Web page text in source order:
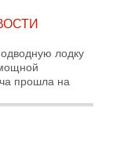
Разбор и
Шарпа
накаляется
момент
лодку
прошла на